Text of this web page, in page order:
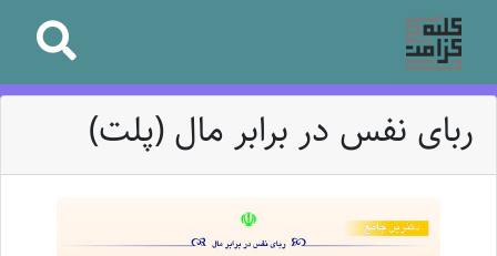
ربای نفس در برابر مال (پلت)